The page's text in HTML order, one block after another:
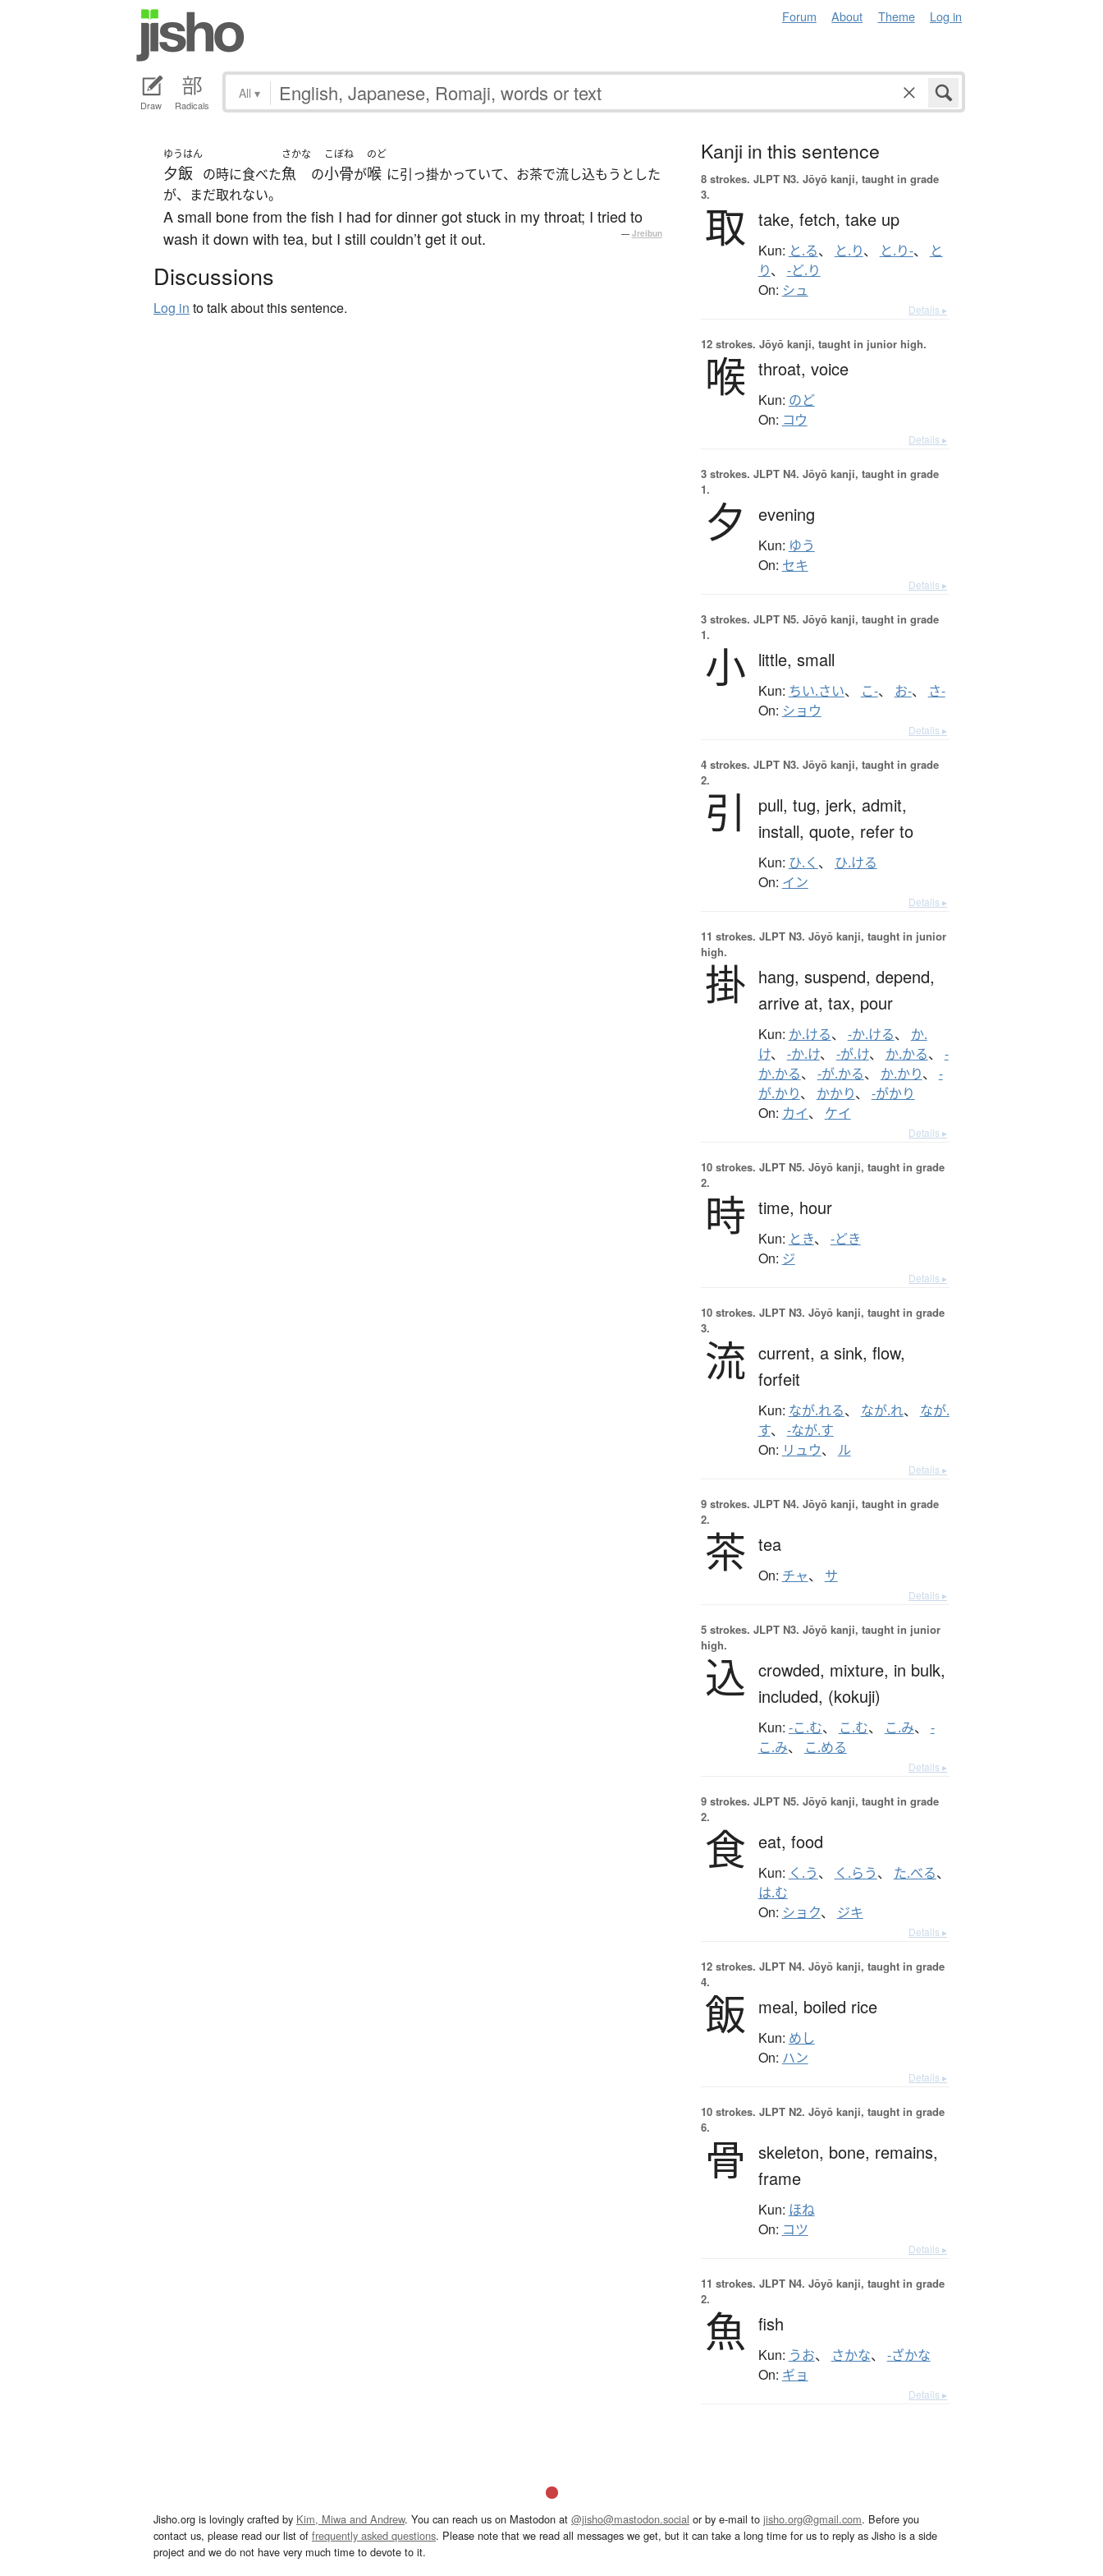
Forum About Theme Log in
Draw Radicals
All ▾
ゆうはん
夕飯 の時に食べた
さかな
魚 の
こぼね
小骨が
のど
喉 に引っ掛かっていて、お茶で流し込もうとした
が、まだ取れない。
A small bone from the fish I had for dinner got stuck in my throat; I tried to
wash it down with tea, but I still couldn’t get it out.
— Jreibun
Discussions
Log in to talk about this sentence.
Kanji in this sentence
8 strokes. JLPT N3. Jōyō kanji, taught in grade
3.
取 take, fetch, take up
Kun: と.る、 と.り、 と.り-、
と
り、 -ど.り
On: シュ
Details ▸
12 strokes. Jōyō kanji, taught in junior high.
喉 throat, voice
Kun: のど
On: コウ
Details ▸
3 strokes. JLPT N4. Jōyō kanji, taught in grade
1.
夕 evening
Kun: ゆう
On: セキ
Details ▸
3 strokes. JLPT N5. Jōyō kanji, taught in grade
1.
小 little, small
Kun: ちい.さい、 こ-、 お-、 さ-
On: ショウ
Details ▸
4 strokes. JLPT N3. Jōyō kanji, taught in grade
2.
引 pull, tug, jerk, admit,
install, quote, refer to
Kun: ひ.く 、 ひ.ける
On: イン
Details ▸
11 strokes. JLPT N3. Jōyō kanji, taught in junior
high.
掛 hang, suspend, depend,
arrive at, tax, pour
Kun: か.ける、 -か.ける、 か.
け、 -か.け、 -が.け、 か.かる、 -
か.かる、 -が.かる、 か.かり、 -
が.かり、 かかり、 -がかり
On: カイ、 ケイ
Details ▸
10 strokes. JLPT N5. Jōyō kanji, taught in grade
2.
時 time, hour
Kun: とき、 -どき
On: ジ
Details ▸
10 strokes. JLPT N3. Jōyō kanji, taught in grade
3.
流 current, a sink, flow,
forfeit
Kun: なが.れる、 なが.れ、 なが.
す、 -なが.す
On: リュウ、 ル
Details ▸
9 strokes. JLPT N4. Jōyō kanji, taught in grade
2.
茶 tea
On: チャ、 サ
Details ▸
5 strokes. JLPT N3. Jōyō kanji, taught in junior
high.
込 crowded, mixture, in bulk,
included, (kokuji)
Kun: -こ.む、 こ.む、 こ.み、 -
こ.み、 こ.める
Details ▸
9 strokes. JLPT N5. Jōyō kanji, taught in grade
2.
食 eat, food
Kun: く.う、 く.らう、 た.べる、
は.む
On: ショク、 ジキ
Details ▸
12 strokes. JLPT N4. Jōyō kanji, taught in grade
4.
飯 meal, boiled rice
Kun: めし
On: ハン
Details ▸
10 strokes. JLPT N2. Jōyō kanji, taught in grade
6.
骨 skeleton, bone, remains,
frame
Kun: ほね
On: コツ
Details ▸
11 strokes. JLPT N4. Jōyō kanji, taught in grade
2.
魚 fish
Kun: うお、 さかな、 -ざかな
On: ギョ
Details ▸
Jisho.org is lovingly crafted by Kim, Miwa and Andrew. You can reach us on Mastodon at @jisho@mastodon.social or by e-mail to jisho.org@gmail.com. Before you
contact us, please read our list of frequently asked questions. Please note that we read all messages we get, but it can take a long time for us to reply as Jisho is a side
project and we do not have very much time to devote to it.